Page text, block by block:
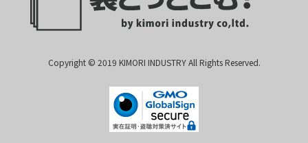
Copyright © 2019 KIMORI INDUSTRY All Rights Reserved.